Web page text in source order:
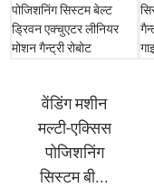
वेंडिंग मशीन
मल्टी-एक्सिस
पोजिशनिंग
सिस्टम बी...